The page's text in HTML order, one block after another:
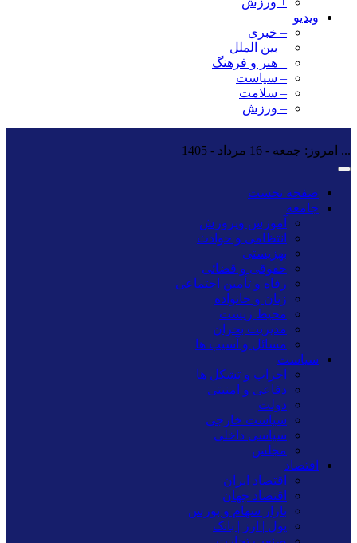
ویدیو
– خبری
_ بین الملل
_ هنر و فرهنگ
– سیاست
– سلامت
– ورزش
... امروز: جمعه - 16 مرداد - 1405
صفحه نخست
جامعه
آموزش وپرورش
انتظامی و حوادث
بهزیستی
حقوقی و قضائی
رفاه و تأمین اجتماعی
زنان و خانواده
محیط زیست
مدیریت بحران
مسائل و آسیب ها
سیاست
احزاب و تشکل ها
دفاعی و امنیتی
دولت
سیاست خارجی
سیاسی داخلی
مجلس
اقتصاد
اقتصاد ایران
اقتصاد جهان
بازار سهام و بورس
پول | ارز | بانک